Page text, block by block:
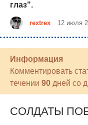
глаз".
rextrex 12 июля
Информация
Комментировать
течении 90 дней со
СОЛДАТЫ